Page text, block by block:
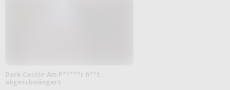
Dark Castle-Am P*****r h**t
abgeschwängert